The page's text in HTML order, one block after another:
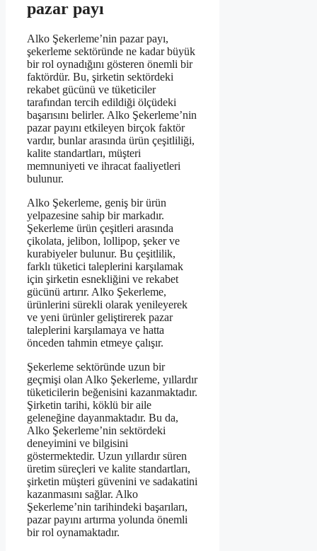
pazar payı
Alko Şekerleme’nin pazar payı,
şekerleme sektöründe ne kadar büyük
bir rol oynadığını gösteren önemli bir
faktördür. Bu, şirketin sektördeki
rekabet gücünü ve tüketiciler
tarafından tercih edildiği ölçüdeki
başarısını belirler. Alko Şekerleme’nin
pazar payını etkileyen birçok faktör
vardır, bunlar arasında ürün çeşitliliği,
kalite standartları, müşteri
memnuniyeti ve ihracat faaliyetleri
bulunur.
Alko Şekerleme, geniş bir ürün
yelpazesine sahip bir markadır.
Şekerleme ürün çeşitleri arasında
çikolata, jelibon, lollipop, şeker ve
kurabiyeler bulunur. Bu çeşitlilik,
farklı tüketici taleplerini karşılamak
için şirketin esnekliğini ve rekabet
gücünü artırır. Alko Şekerleme,
ürünlerini sürekli olarak yenileyerek
ve yeni ürünler geliştirerek pazar
taleplerini karşılamaya ve hatta
önceden tahmin etmeye çalışır.
Şekerleme sektöründe uzun bir
geçmişi olan Alko Şekerleme, yıllardır
tüketicilerin beğenisini kazanmaktadır.
Şirketin tarihi, köklü bir aile
geleneğine dayanmaktadır. Bu da,
Alko Şekerleme’nin sektördeki
deneyimini ve bilgisini
göstermektedir. Uzun yıllardır süren
üretim süreçleri ve kalite standartları,
şirketin müşteri güvenini ve sadakatini
kazanmasını sağlar. Alko
Şekerleme’nin tarihindeki başarıları,
pazar payını artırma yolunda önemli
bir rol oynamaktadır.